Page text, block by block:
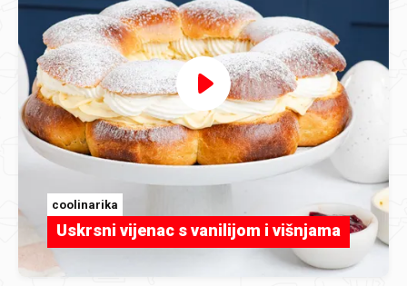
coolinarika
Uskrsni vijenac s vanilijom i višnjama